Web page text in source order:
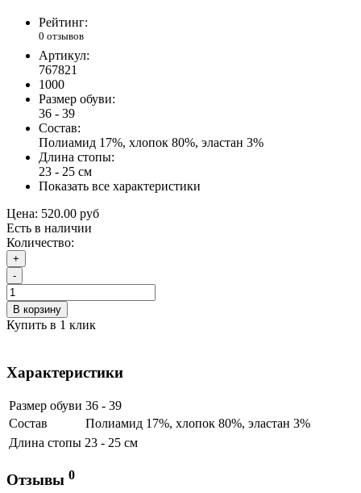
Рейтинг:
0 отзывов
Артикул:
767821
1000
Размер обуви:
36 - 39
Состав:
Полиамид 17%, хлопок 80%, эластан 3%
Длина стопы:
23 - 25 см
Показать все характеристики
Цена: 520.00 руб
Есть в наличии
Количество:
+
-
В корзину
Купить в 1 клик
Характеристики
Размер обуви 36 - 39
Состав
Полиамид 17%, хлопок 80%, эластан 3%
Длина стопы 23 - 25 см
Отзывы 0